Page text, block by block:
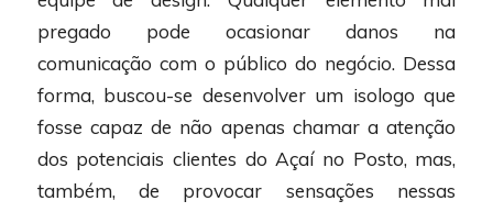
pregado pode ocasionar danos na
comunicação com o público do negócio. Dessa
forma, buscou-se desenvolver um isologo que
fosse capaz de não apenas chamar a atenção
dos potenciais clientes do Açaí no Posto, mas,
também, de provocar sensações nessas